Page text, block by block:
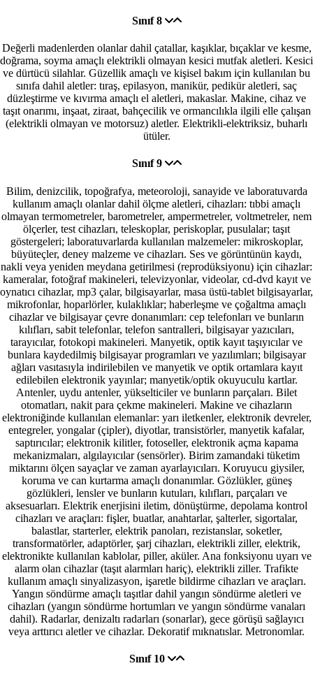
Sınıf 8
Değerli madenlerden olanlar dahil çatallar, kaşıklar, bıçaklar ve kesme,
doğrama, soyma amaçlı elektrikli olmayan kesici mutfak aletleri. Kesici
ve dürtücü silahlar. Güzellik amaçlı ve kişisel bakım için kullanılan bu
sınıfa dahil aletler: tıraş, epilasyon, manikür, pedikür aletleri, saç
düzleştirme ve kıvırma amaçlı el aletleri, makaslar. Makine, cihaz ve
taşıt onarımı, inşaat, ziraat, bahçecilik ve ormancılıkla ilgili elle çalışan
(elektrikli olmayan ve motorsuz) aletler. Elektrikli-elektriksiz, buharlı
ütüler.
Sınıf 9
Bilim, denizcilik, topoğrafya, meteoroloji, sanayide ve laboratuvarda
kullanım amaçlı olanlar dahil ölçme aletleri, cihazları: tıbbi amaçlı
olmayan termometreler, barometreler, ampermetreler, voltmetreler, nem
ölçerler, test cihazları, teleskoplar, periskoplar, pusulalar; taşıt
göstergeleri; laboratuvarlarda kullanılan malzemeler: mikroskoplar,
büyüteçler, deney malzeme ve cihazları. Ses ve görüntünün kaydı,
nakli veya yeniden meydana getirilmesi (reprodüksiyonu) için cihazlar:
kameralar, fotoğraf makineleri, televizyonlar, videolar, cd-dvd kayıt ve
oynatıcı cihazlar, mp3 çalar, bilgisayarlar, masa üstü-tablet bilgisayarlar,
mikrofonlar, hoparlörler, kulaklıklar; haberleşme ve çoğaltma amaçlı
cihazlar ve bilgisayar çevre donanımları: cep telefonları ve bunların
kılıfları, sabit telefonlar, telefon santralleri, bilgisayar yazıcıları,
tarayıcılar, fotokopi makineleri. Manyetik, optik kayıt taşıyıcılar ve
bunlara kaydedilmiş bilgisayar programları ve yazılımları; bilgisayar
ağları vasıtasıyla indirilebilen ve manyetik ve optik ortamlara kayıt
edilebilen elektronik yayınlar; manyetik/optik okuyuculu kartlar.
Antenler, uydu antenler, yükselticiler ve bunların parçaları. Bilet
otomatları, nakit para çekme makineleri. Makine ve cihazların
elektroniğinde kullanılan elemanlar: yarı iletkenler, elektronik devreler,
entegreler, yongalar (çipler), diyotlar, transistörler, manyetik kafalar,
saptırıcılar; elektronik kilitler, fotoseller, elektronik açma kapama
mekanizmaları, algılayıcılar (sensörler). Birim zamandaki tüketim
miktarını ölçen sayaçlar ve zaman ayarlayıcıları. Koruyucu giysiler,
koruma ve can kurtarma amaçlı donanımlar. Gözlükler, güneş
gözlükleri, lensler ve bunların kutuları, kılıfları, parçaları ve
aksesuarları. Elektrik enerjisini iletim, dönüştürme, depolama kontrol
cihazları ve araçları: fişler, buatlar, anahtarlar, şalterler, sigortalar,
balastlar, starterler, elektrik panoları, rezistanslar, soketler,
transformatörler, adaptörler, şarj cihazları, elektrikli ziller, elektrik,
elektronikte kullanılan kablolar, piller, aküler. Ana fonksiyonu uyarı ve
alarm olan cihazlar (taşıt alarmları hariç), elektrikli ziller. Trafikte
kullanım amaçlı sinyalizasyon, işaretle bildirme cihazları ve araçları.
Yangın söndürme amaçlı taşıtlar dahil yangın söndürme aletleri ve
cihazları (yangın söndürme hortumları ve yangın söndürme vanaları
dahil). Radarlar, denizaltı radarları (sonarlar), gece görüşü sağlayıcı
veya arttırıcı aletler ve cihazlar. Dekoratif mıknatıslar. Metronomlar.
Sınıf 10